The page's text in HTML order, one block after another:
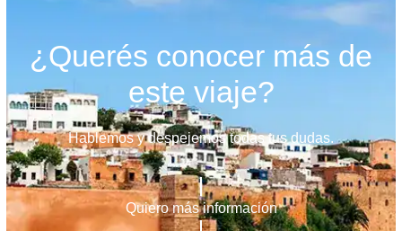
¿Querés conocer más de
este viaje?
Hablemos y despejemos todas tus dudas.
Quiero más información